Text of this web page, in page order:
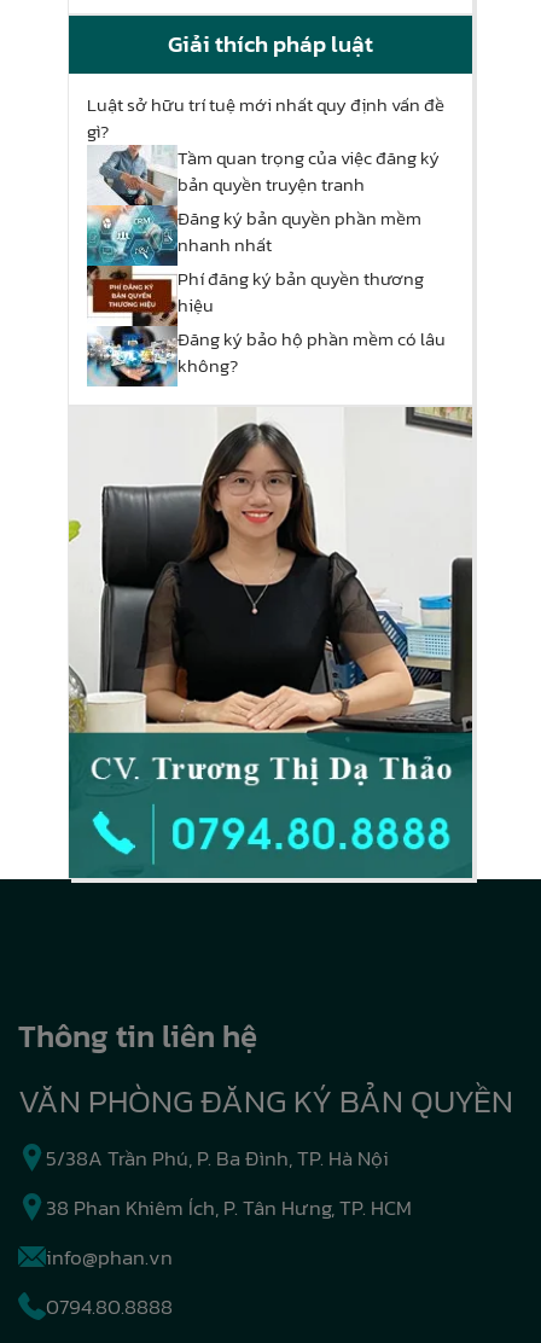
Giải thích pháp luật
Luật sở hữu trí tuệ mới nhất quy định vấn đề
gì?
Tầm quan trọng của việc đăng ký
bản quyền truyện tranh
Đăng ký bản quyền phần mềm
nhanh nhất
Phí đăng ký bản quyền thương
hiệu
Đăng ký bảo hộ phần mềm có lâu
không?
Thông tin liên hệ
VĂN PHÒNG ĐĂNG KÝ BẢN QUYỀN
5/38A Trần Phú, P. Ba Đình, TP. Hà Nội
38 Phan Khiêm Ích, P. Tân Hưng, TP. HCM
info@phan.vn
0794.80.8888